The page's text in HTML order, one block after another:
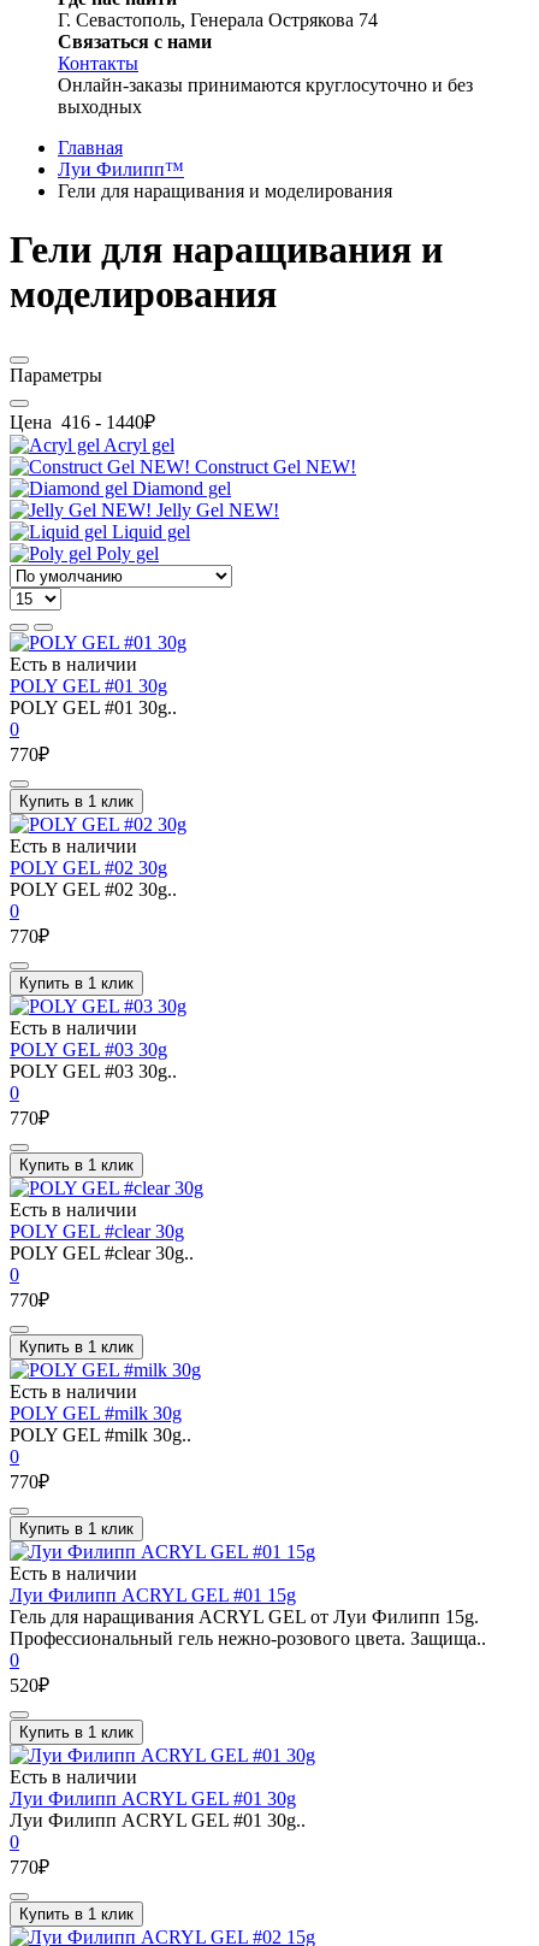
Г. Севастополь, Генерала Острякова 74
Связаться с нами
Контакты
Онлайн-заказы принимаются круглосуточно и без
выходных
Главная
Луи Филипп™
Гели для наращивания и моделирования
Гели для наращивания и
моделирования
Параметры
Цена 416 - 1440₽
Acryl gel
Construct Gel NEW!
Diamond gel
Jelly Gel NEW!
Liquid gel
Poly gel
Есть в наличии
POLY GEL #01 30g
POLY GEL #01 30g..
0
770₽
Купить в 1 клик
Есть в наличии
POLY GEL #02 30g
POLY GEL #02 30g..
0
770₽
Купить в 1 клик
Есть в наличии
POLY GEL #03 30g
POLY GEL #03 30g..
0
770₽
Купить в 1 клик
Есть в наличии
POLY GEL #clear 30g
POLY GEL #clear 30g..
0
770₽
Купить в 1 клик
Есть в наличии
POLY GEL #milk 30g
POLY GEL #milk 30g..
0
770₽
Купить в 1 клик
Есть в наличии
Луи Филипп ACRYL GEL #01 15g
Гель для наращивания ACRYL GEL от Луи Филипп 15g.
Профессиональный гель нежно-розового цвета. Защища..
0
520₽
Купить в 1 клик
Есть в наличии
Луи Филипп ACRYL GEL #01 30g
Луи Филипп ACRYL GEL #01 30g..
0
770₽
Купить в 1 клик